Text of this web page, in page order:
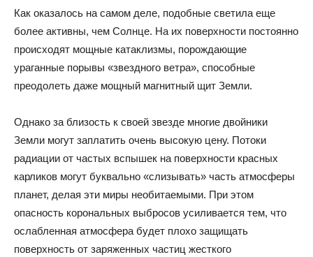
Как оказалось на самом деле, подобные светила еще
более активны, чем Солнце. На их поверхности постоянно
происходят мощные катаклизмы, порождающие
ураганные порывы «звездного ветра», способные
преодолеть даже мощный магнитный щит Земли.
Однако за близость к своей звезде многие двойники
Земли могут заплатить очень высокую цену. Потоки
радиации от частых вспышек на поверхности красных
карликов могут буквально «слизывать» часть атмосферы
планет, делая эти миры необитаемыми. При этом
опасность корональных выбросов усиливается тем, что
ослабленная атмосфера будет плохо защищать
поверхность от заряженных частиц жесткого